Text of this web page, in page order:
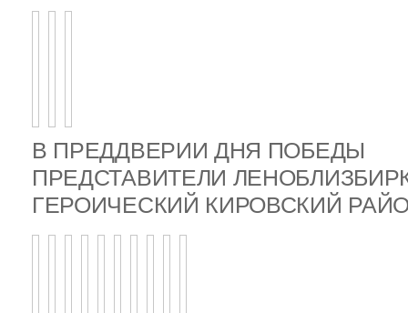
В ПРЕДДВЕРИИ ДНЯ ПОБЕДЫ
ПРЕДСТАВИТЕЛИ
ГЕРОИЧЕСКИЙ КИРОВСКИЙ